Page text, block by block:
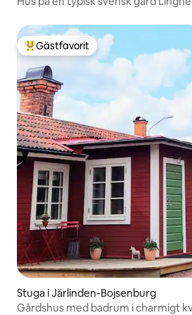
Populär gästfavorit
Gästfavorit
Stuga i Järlinden-Bojsenburg
Gårdshus med badrum i charmigt